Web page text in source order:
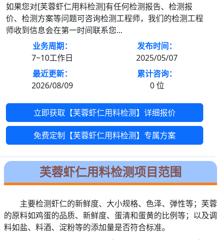
如果您对[芙蓉虾仁用料检测]有任何检测报告、检测报
价、检测方案等问题可咨询检测工程师，我们的检测工程
师收到信息会在第一时间联系您...
业务周期：
7~10工作日
发布时间：
2025/05/07
最近更新：
2026/08/09
累计咨询：
0位
立即获取【芙蓉虾仁用料检测】详细报价
免费定制【芙蓉虾仁用料检测】专属方案
芙蓉虾仁用料检测项目范围
主要检测虾仁的新鲜度、大小规格、色泽、弹性等；芙蓉
的原料如鸡蛋的品质、新鲜度、蛋清和蛋黄的比例等；以及调
料如盐、料酒、淀粉等的添加量是否符合标准。